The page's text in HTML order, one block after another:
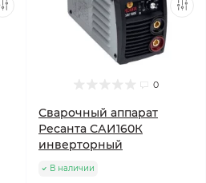
0
Сварочный аппарат
Ресанта САИ160К
инверторный
В наличии